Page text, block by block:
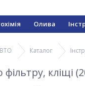
Олива
Каталог
кліщі